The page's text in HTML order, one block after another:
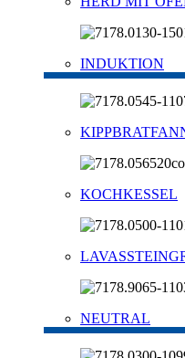
INDUKTION
KOCHKESSEL
NEUTRAL